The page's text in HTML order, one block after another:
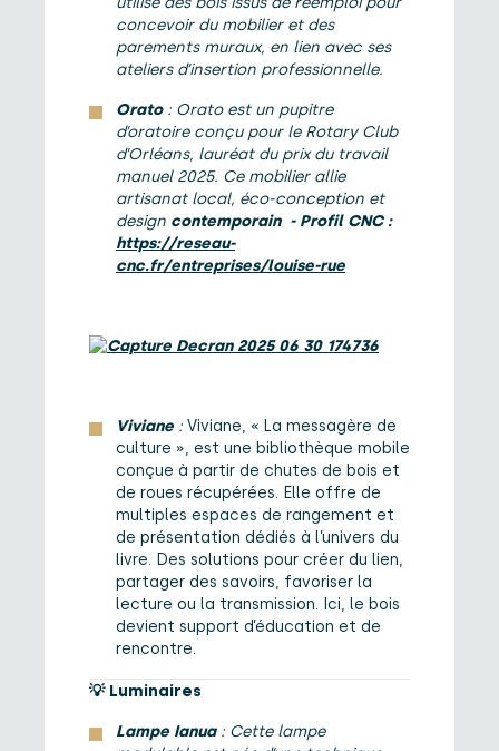
concevoir du mobilier et des
parements muraux, en lien avec ses
ateliers d’insertion professionnelle.
Orato: Orato est un pupitre
d’oratoire conçu pour le Rotary Club
d’Orléans, lauréat du prix du travail
manuel 2025. Ce mobilier allie
artisanat local, éco-conception et
design contemporain- Profil CNC :
https://reseau-
cnc.fr/entreprises/louise-rue
Viviane :Viviane, « La messagère de
culture », est une bibliothèque mobile
conçue à partir de chutes de bois et
de roues récupérées. Elle offre de
multiples espaces de rangement et
de présentation dédiés à l’univers du
livre. Des solutions pour créer du lien,
partager des savoirs, favoriser la
lecture ou la transmission. Ici, le bois
devient support d’éducation et de
rencontre.
💡Luminaires
Lampe Ianua: Cette lampe